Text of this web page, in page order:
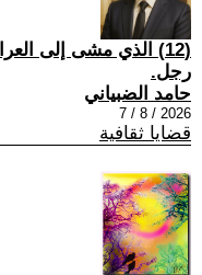
(12) الذي مشى إلى
رجل.
حامد الضبياني
2026 / 8 / 7
قضايا ثقافية